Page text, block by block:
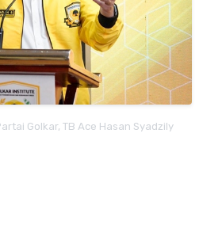
Golkar, TB Ace Hasan Syadzily